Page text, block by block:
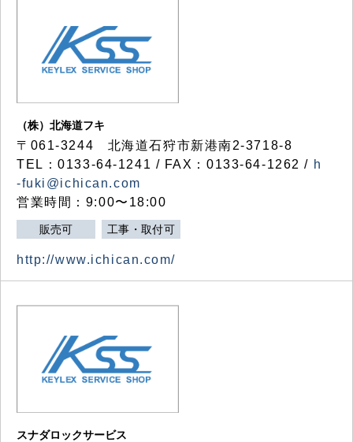
（株）北海道フキ
〒061-3244 北海道石狩市新港南2-3718-8
TEL：0133-64-1241 / FAX：0133-64-1262 / h
-fuki@ichican.com
営業時間：9:00〜18:00
販売可 工事・取付可
http://www.ichican.com/
スナダロックサービス